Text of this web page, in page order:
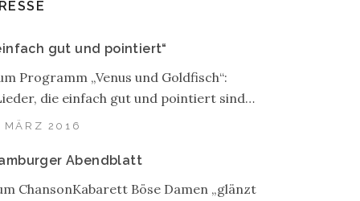
gut und pointiert“
MÄRZ 2016
Programm „Venus und Goldfisch“:
die einfach gut und pointiert sind…
Abendblatt
ChansonKabarett Böse Damen „glänzt